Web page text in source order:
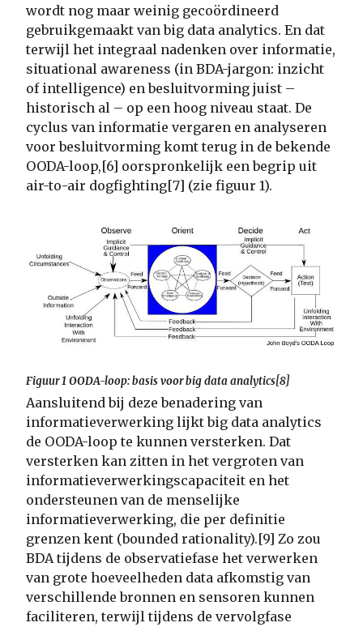
wordt nog maar weinig gecoördineerd
gebruikgemaakt van big data analytics. En dat
terwijl het integraal nadenken over informatie,
situational awareness (in BDA-jargon: inzicht
of intelligence) en besluitvorming juist –
historisch al – op een hoog niveau staat. De
cyclus van informatie vergaren en analyseren
voor besluitvorming komt terug in de bekende
OODA-loop,[6] oorspronkelijk een begrip uit
air-to-air dogfighting[7] (zie figuur 1).
Figuur 1 OODA-loop: basis voor big data analytics[8]
Aansluitend bij deze benadering van
informatieverwerking lijkt big data analytics
de OODA-loop te kunnen versterken. Dat
versterken kan zitten in het vergroten van
informatieverwerkingscapaciteit en het
ondersteunen van de menselijke
informatieverwerking, die per definitie
grenzen kent (bounded rationality).[9] Zo zou
BDA tijdens de observatiefase het verwerken
van grote hoeveelheden data afkomstig van
verschillende bronnen en sensoren kunnen
faciliteren, terwijl tijdens de vervolgfase